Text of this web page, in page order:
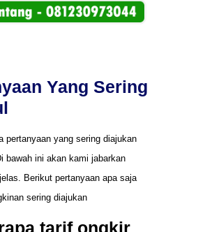
Yang Sering
pertanyaan yang sering diajukan
bawah ini akan kami jabarkan
Berikut pertanyaan apa saja
sering diajukan
tarif ongkir